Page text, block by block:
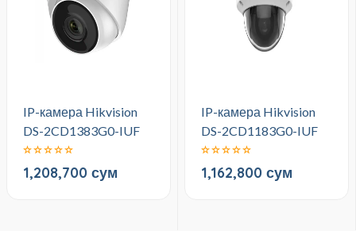
IP-камера Hikvision
DS-2CD1383G0-IUF
1,208,700 сум
IP-камера Hikvision
DS-2CD1183G0-IUF
1,162,800 сум